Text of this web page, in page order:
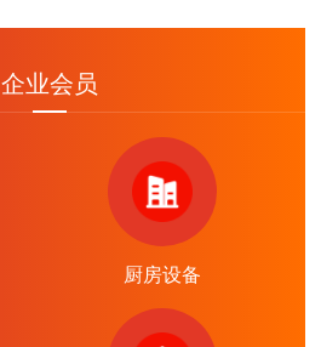
企业会员
厨房设备